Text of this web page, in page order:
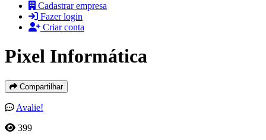
Cadastrar empresa
Fazer login
Criar conta
Pixel Informática
Compartilhar
Avalie!
399